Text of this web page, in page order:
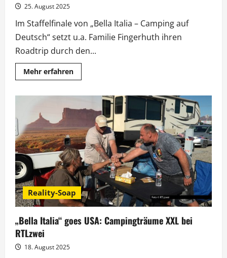
25. August 2025
Im Staffelfinale von „Bella Italia – Camping auf
Deutsch“ setzt u.a. Familie Fingerhuth ihren
Roadtrip durch den...
Mehr erfahrenMehr
Informationen
mit
Elvis:
Italia“
feiert
Staffelfinale
in
den
USA
Reality-Soap
„Bella Italia“ goes USA: Campingträume XXL bei
RTLzwei
18. August 2025